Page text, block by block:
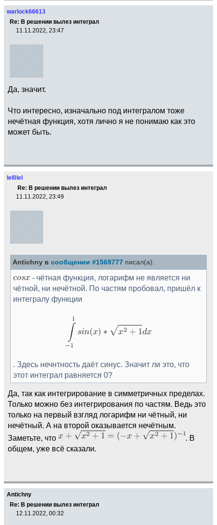
warlock66613
Re: В решении вылез интеграл
11.11.2022, 23:47
Да, значит.
Что интересно, изначально под интегралом тоже
нечётная функция, хотя лично я не понимаю как это
может быть.
lel0lel
Re: В решении вылез интеграл
11.11.2022, 23:49
Antichny в сообщении #1569777 писал(а):
- чётная функция, логарифм не является ни
чётной, ни нечётной. По частям пробовал, пришёл к
интегралу функции
. Здесь нечнтность даёт синус. Значит ли это, что
этот интеграл равняется 0?
Да, так как интегрирование в симметричных пределах.
Только можно без интегрирования по частям. Ведь это
только на первый взгляд логарифм ни чётный, ни
нечётный. А на второй оказывается нечётным.
Заметьте, что
. В
общем, уже всё сказали.
Antichny
Re: В решении вылез интеграл
12.11.2022, 00:32